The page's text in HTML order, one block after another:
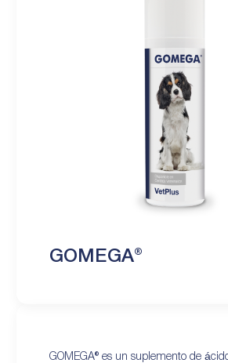
GOMEGA®
GOMEGA® es un suplemento de